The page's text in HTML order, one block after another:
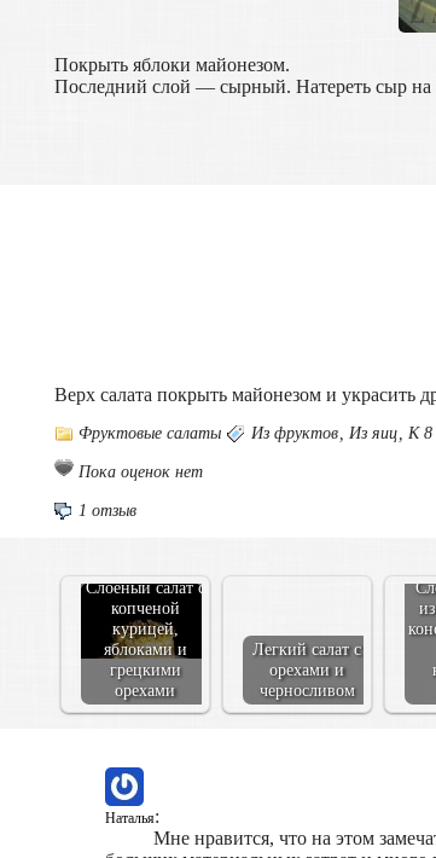
Покрыть яблоки майонезом.
Последний слой — сырный. Натереть сыр на
Верх салата покрыть майонезом и украсить
Фруктовые салаты Из фруктов,Из яиц,К 8
Пока оценок нет
1 отзыв
Слоеный салат с
копченой
курицей,
яблоками и
грецкими
орехами
Легкий салат с
орехами и
черносливом
Наталья:
Мне нравится, что на этом